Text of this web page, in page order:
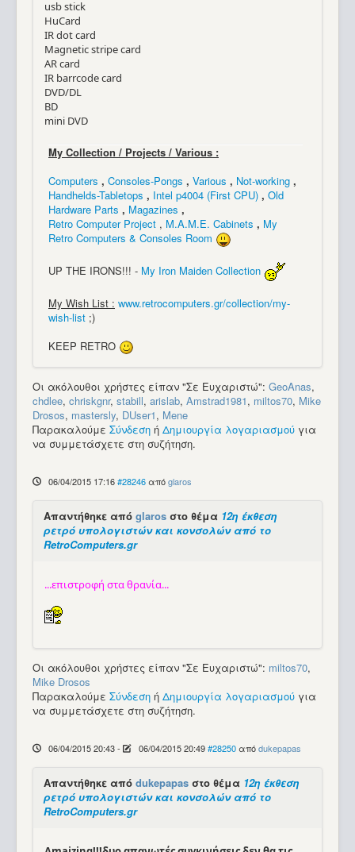
usb stick
HuCard
IR dot card
Magnetic stripe card
AR card
IR barrcode card
DVD/DL
BD
mini DVD
My Collection / Projects / Various :
Computers , Consoles-Pongs , Various , Not-working ,
Handhelds-Tabletops , Intel p4004 (First CPU) , Old
Hardware Parts , Magazines ,
Retro Computer Project , M.A.M.E. Cabinets , My
Retro Computers & Consoles Room
UP THE IRONS!!! - My Iron Maiden Collection
My Wish List : www.retrocomputers.gr/collection/my-
wish-list ;)
KEEP RETRO
Οι ακόλουθοι χρήστες είπαν "Σε Ευχαριστώ": GeoAnas,
chdlee, chriskgnr, stabill, arislab, Amstrad1981, miltos70, Mike
Drosos, mastersly, DUser1, Mene
Παρακαλούμε Σύνδεση ή Δημιουργία λογαριασμού για
να συμμετάσχετε στη συζήτηση.
06/04/2015 17:16 #28246 απόglaros
Απαντήθηκε από glaros στο θέμα 12η έκθεση
ρετρό υπολογιστών και κονσολών από το
RetroComputers.gr
...επιστροφή στα θρανία...
Οι ακόλουθοι χρήστες είπαν "Σε Ευχαριστώ": miltos70,
Mike Drosos
Παρακαλούμε Σύνδεση ή Δημιουργία λογαριασμού για
να συμμετάσχετε στη συζήτηση.
06/04/2015 20:43- 06/04/2015 20:49 #28250 απόdukepapas
Απαντήθηκε από dukepapas στο θέμα 12η έκθεση
ρετρό υπολογιστών και κονσολών από το
RetroComputers.gr